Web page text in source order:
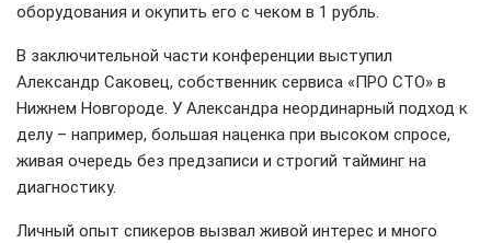
оборудования и окупить его с чеком в 1 рубль.
В заключительной части конференции выступил
Александр Саковец, собственник сервиса «ПРО СТО» в
Нижнем Новгороде. У Александра неординарный подход к
делу – например, большая наценка при высоком спросе,
живая очередь без предзаписи и строгий тайминг на
диагностику.
Личный опыт спикеров вызвал живой интерес и много